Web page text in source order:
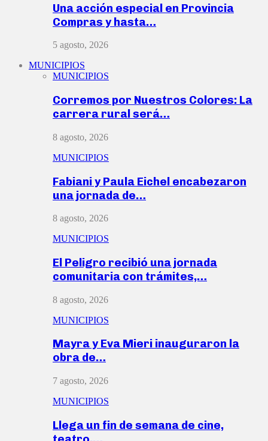
Una acción especial en Provincia
Compras y hasta…
5 agosto, 2026
MUNICIPIOS
MUNICIPIOS
Corremos por Nuestros Colores: La
carrera rural será…
8 agosto, 2026
MUNICIPIOS
Fabiani y Paula Eichel encabezaron
una jornada de…
8 agosto, 2026
MUNICIPIOS
El Peligro recibió una jornada
comunitaria con trámites,…
8 agosto, 2026
MUNICIPIOS
Mayra y Eva Mieri inauguraron la
obra de…
7 agosto, 2026
MUNICIPIOS
Llega un fin de semana de cine,